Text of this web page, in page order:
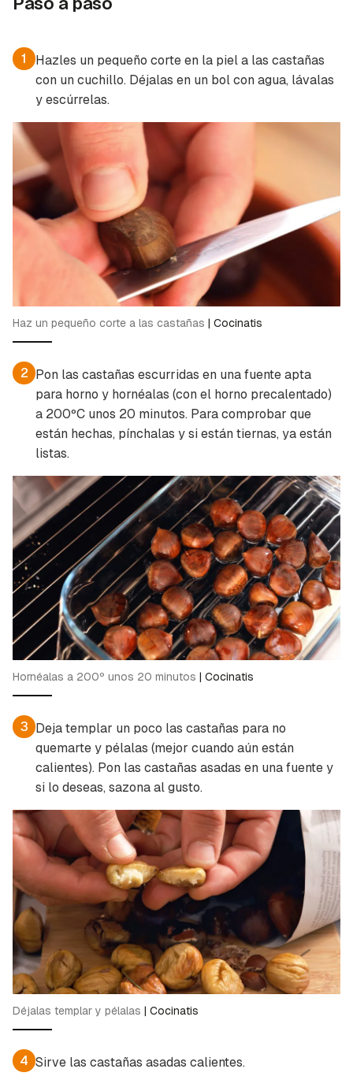
Para poder guardar como favorito, primero has
de iniciar sesión con tu cuenta de Cocinatis.
INICIAR SESIÓN CANCELAR
1
Hazles un pequeño corte en la piel a las castañas
con un cuchillo. Déjalas en un bol con agua, lávalas
y escúrrelas.
Haz un pequeño corte a las castañas | Cocinatis
2 Pon las castañas escurridas en una fuente apta
para horno y hornéalas (con el horno precalentado)
a 200ºC unos 20 minutos. Para comprobar que
están hechas, pínchalas y si están tiernas, ya están
listas.
Hornéalas a 200º unos 20 minutos | Cocinatis
3 Deja templar un poco las castañas para no
quemarte y pélalas (mejor cuando aún están
calientes). Pon las castañas asadas en una fuente y
si lo deseas, sazona al gusto.
Déjalas templar y pélalas | Cocinatis
4 Sirve las castañas asadas calientes.
Contenido enviado
Gracias por suscribirte a nuestro boletín.
ACEPTAR